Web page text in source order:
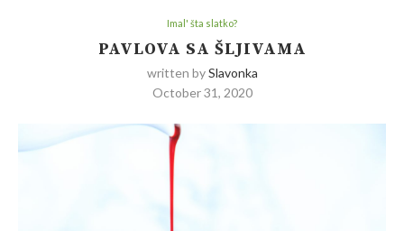
Imal' šta slatko?
PAVLOVA SA ŠLJIVAMA
written bySlavonka
October 31, 2020